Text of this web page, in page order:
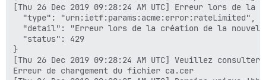
[Thu 26 Dec 2019 09:28:24 AM UTC] Erreur lors de
  "type": "urn:ietf:params:acme:error:rateLimited",
"detail": "Erreur lors de la création de la
  "status": 429
}
[Thu 26 Dec 2019 09:28:24 AM UTC] Veuillez
Erreur de chargement du fichier ca.cer